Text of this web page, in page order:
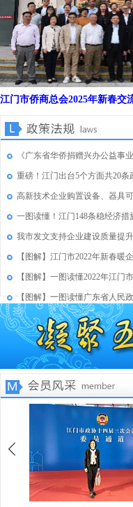
江门市侨商总会2025年新春交
《广东省华侨捐赠兴办公益事
重磅！江门出台5个方面共20
高新技术企业购置设备、器具
一图读懂！江门148条稳经济措
我市发文支持企业建设质量提
【图解】江门市2022年新春暖
【图解】一图读懂2022年江门
【图解】一图读懂广东省人民